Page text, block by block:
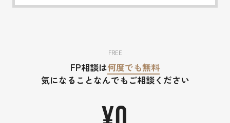
FREE
FP相談は何度でも無料
気になることなんでもご相談ください